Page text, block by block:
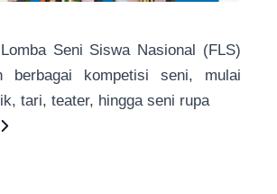
Seni Siswa Nasional (FLS)
berbagai kompetisi seni, mulai
tari, teater, hingga seni rupa